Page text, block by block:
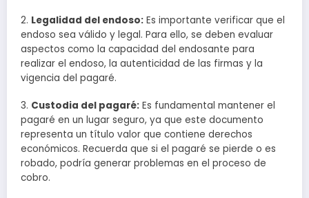
2. Legalidad del endoso: Es importante verificar que el
endoso sea válido y legal. Para ello, se deben evaluar
aspectos como la capacidad del endosante para
realizar el endoso, la autenticidad de las firmas y la
vigencia del pagaré.
3. Custodia del pagaré: Es fundamental mantener el
pagaré en un lugar seguro, ya que este documento
representa un título valor que contiene derechos
económicos. Recuerda que si el pagaré se pierde o es
robado, podría generar problemas en el proceso de
cobro.